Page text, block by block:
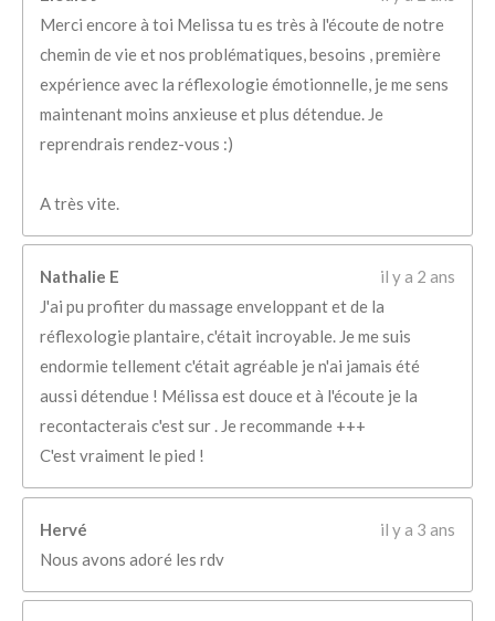
Merci encore à toi Melissa tu es très à l'écoute de notre
chemin de vie et nos problématiques, besoins , première
expérience avec la réflexologie émotionnelle, je me sens
maintenant moins anxieuse et plus détendue. Je
reprendrais rendez-vous :)
A très vite.
Nathalie E
il y a 2 ans
J'ai pu profiter du massage enveloppant et de la
réflexologie plantaire, c'était incroyable. Je me suis
endormie tellement c'était agréable je n'ai jamais été
aussi détendue ! Mélissa est douce et à l'écoute je la
recontacterais c'est sur . Je recommande +++
C'est vraiment le pied !
Hervé
il y a 3 ans
Nous avons adoré les rdv